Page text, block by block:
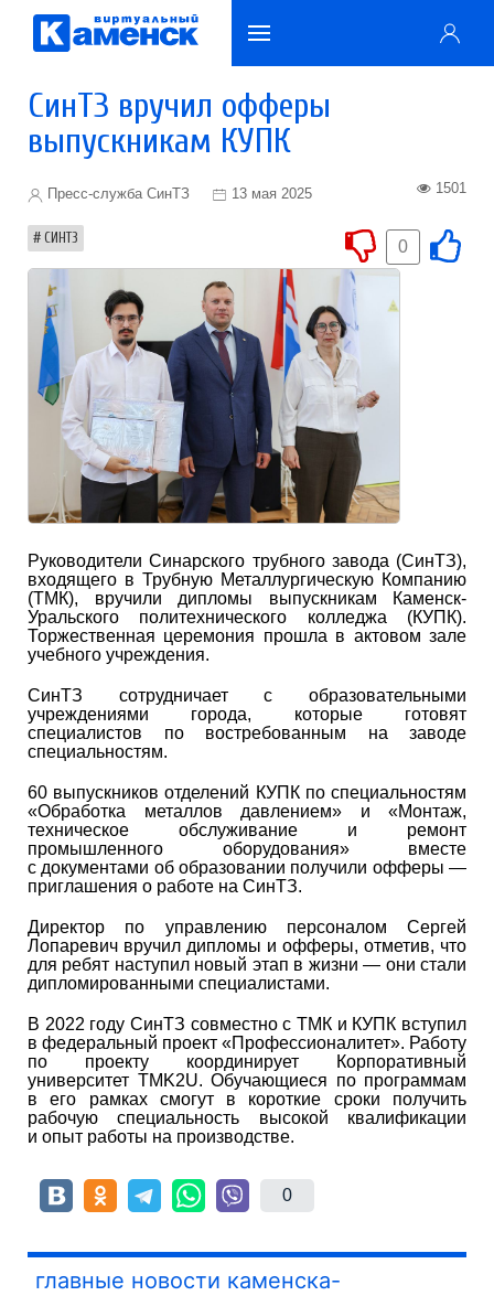
СинТЗ вручил офферы
выпускникам КУПК
Пресс-служба СинТЗ 13 мая 2025 1501
СИНТЗ 0
Руководители Синарского трубного завода (СинТЗ),
входящего в Трубную Металлургическую Компанию
(ТМК), вручили дипломы выпускникам Каменск-
Уральского политехнического колледжа (КУПК).
Торжественная церемония прошла в актовом зале
учебного учреждения.
СинТЗ сотрудничает с образовательными
учреждениями города, которые готовят
специалистов по востребованным на заводе
специальностям.
60 выпускников отделений КУПК по специальностям
«Обработка металлов давлением» и «Монтаж,
техническое обслуживание и ремонт
промышленного оборудования» вместе
с документами об образовании получили офферы —
приглашения о работе на СинТЗ.
Директор по управлению персоналом Сергей
Лопаревич вручил дипломы и офферы, отметив, что
для ребят наступил новый этап в жизни — они стали
дипломированными специалистами.
В 2022 году СинТЗ совместно с ТМК и КУПК вступил
в федеральный проект «Профессионалитет». Работу
по проекту координирует Корпоративный
университет TMK2U. Обучающиеся по программам
в его рамках смогут в короткие сроки получить
рабочую специальность высокой квалификации
и опыт работы на производстве.
0
главные новости каменска-